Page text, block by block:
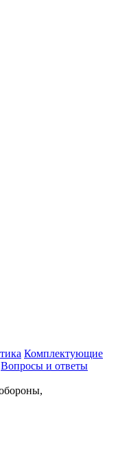
Комплектующие
Вопросы и ответы